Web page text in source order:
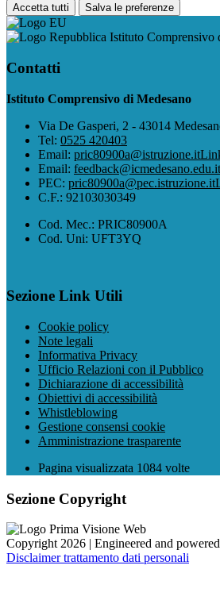
Accetta tutti Salva le preferenze
Istituto Comprensivo
Contatti
Istituto Comprensivo di Medesano
Via De Gasperi, 2 - 43014
Tel: 0525 420403
Email: pric80900a@istruzione.it
Email: feedback@icmedesano.edu.it
PEC: pric80900a@pec.istruzione.it
C.F.: 92103030349
Cod. Mec.: PRIC80900A
Cod. Uni: UFT3YQ
Sezione Link Utili
Cookie policy
Note legali
Informativa Privacy
Ufficio Relazioni con il Pubblico
Dichiarazione di accessibilità
Obiettivi di accessibilità
Whistleblowing
Gestione consensi cookie
Amministrazione trasparente
Pagina visualizzata 1084 volte
Sezione Copyright
Copyright 2026 | Engineered and
Disclaimer trattamento dati personali